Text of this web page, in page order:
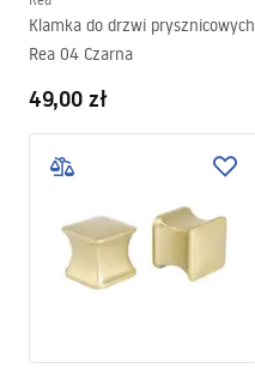
Klamka do drzwi prysznicowych
Rea 04 Czarna
49,00 zł